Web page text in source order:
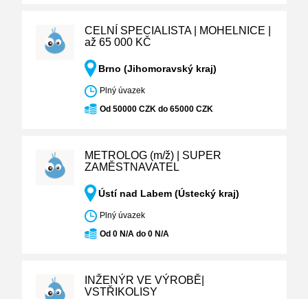
CELNÍ SPECIALISTA | MOHELNICE |
až 65 000 KČ
Brno (Jihomoravský kraj)
Plný úvazek
Od 50000 CZK do 65000 CZK
METROLOG (m/ž) | SUPER
ZAMĚSTNAVATEL
Ústí nad Labem (Ústecký kraj)
Plný úvazek
Od 0 N/A do 0 N/A
INŽENÝR VE VÝROBĚ|
VSTŘIKOLISY